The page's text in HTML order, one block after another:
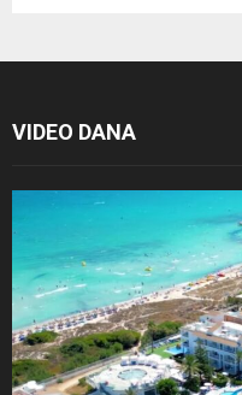
VIDEO DANA